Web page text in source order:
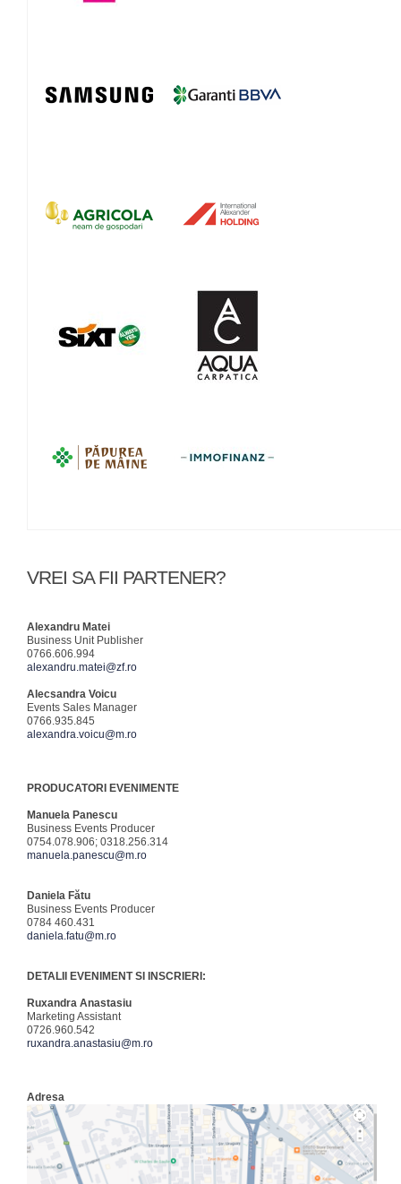
VREI SA FII PARTENER?
Alexandru Matei
Business Unit Publisher
0766.606.994
alexandru.matei@zf.ro
Alecsandra Voicu
Events Sales Manager
0766.935.845
alexandra.voicu@m.ro
PRODUCATORI EVENIMENTE
Manuela Panescu
Business Events Producer
0754.078.906; 0318.256.314
manuela.panescu@m.ro
Daniela Fătu
Business Events Producer
0784 460.431
daniela.fatu@m.ro
DETALII EVENIMENT SI INSCRIERI:
Ruxandra Anastasiu
Marketing Assistant
0726.960.542
ruxandra.anastasiu@m.ro
Adresa